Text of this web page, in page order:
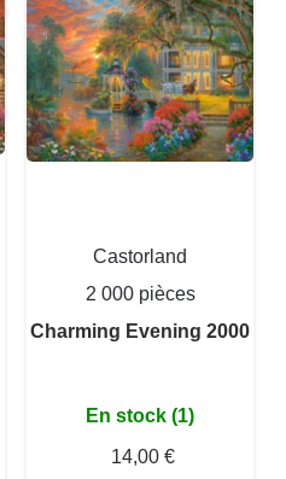
Castorland
2 000 pièces
Charming Evening 2000
En stock (1)
14,00 €